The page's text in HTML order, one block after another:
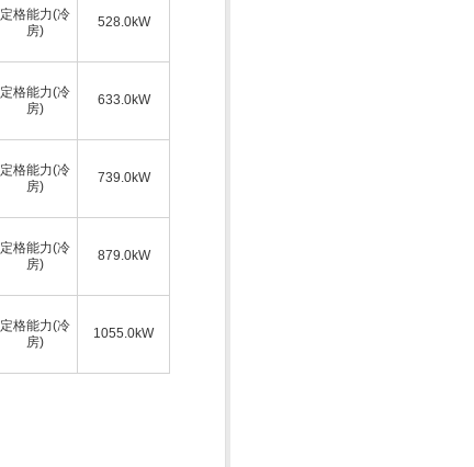
定格能力(冷
房)
528.0kW
定格能力(冷
房)
633.0kW
定格能力(冷
房)
739.0kW
定格能力(冷
房)
879.0kW
定格能力(冷
房)
1055.0kW